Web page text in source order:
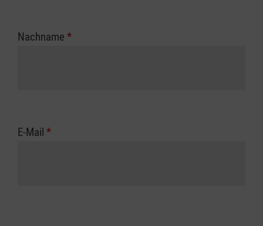
Nachname *
E-Mail *